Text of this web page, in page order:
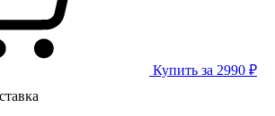
Купить за 2990 ₽